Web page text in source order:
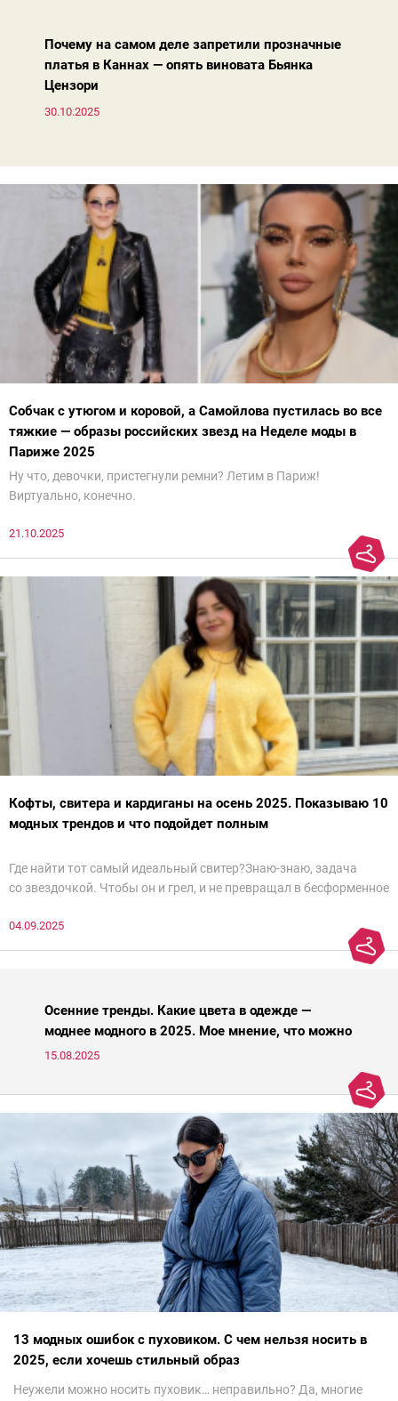
Почему на самом деле запретили прозначные
платья в Каннах — опять виновата Бьянка
Цензори
30.10.2025
Собчак с утюгом и коровой, а Самойлова пустилась во все
тяжкие — образы российских звезд на Неделе моды в
Париже 2025
Ну что, девочки, пристегнули ремни? Летим в Париж!
Виртуально, конечно.
21.10.2025
Кофты, свитера и кардиганы на осень 2025. Показываю 10
модных трендов и что подойдет полным
Где найти тот самый идеальный свитер?Знаю-знаю, задача
со звездочкой. Чтобы он и грел, и не превращал в бесформенное
паники.
04.09.2025
Осенние тренды. Какие цвета в одежде —
моднее модного в 2025. Мое мнение, что можно
носить, а что нет
15.08.2025
13 модных ошибок с пуховиком. С чем нельзя носить в
2025, если хочешь стильный образ
Неужели можно носить пуховик… неправильно? Да, многие